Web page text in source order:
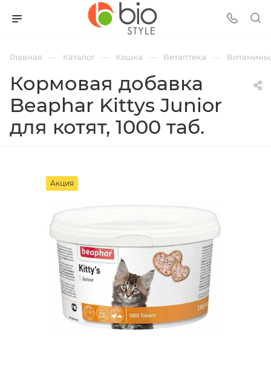
Главная — Каталог — Кошка — Ветаптека —
Кормовая добавка
Beaphar Kittys Junior
для котят, 1000 таб.
Акция